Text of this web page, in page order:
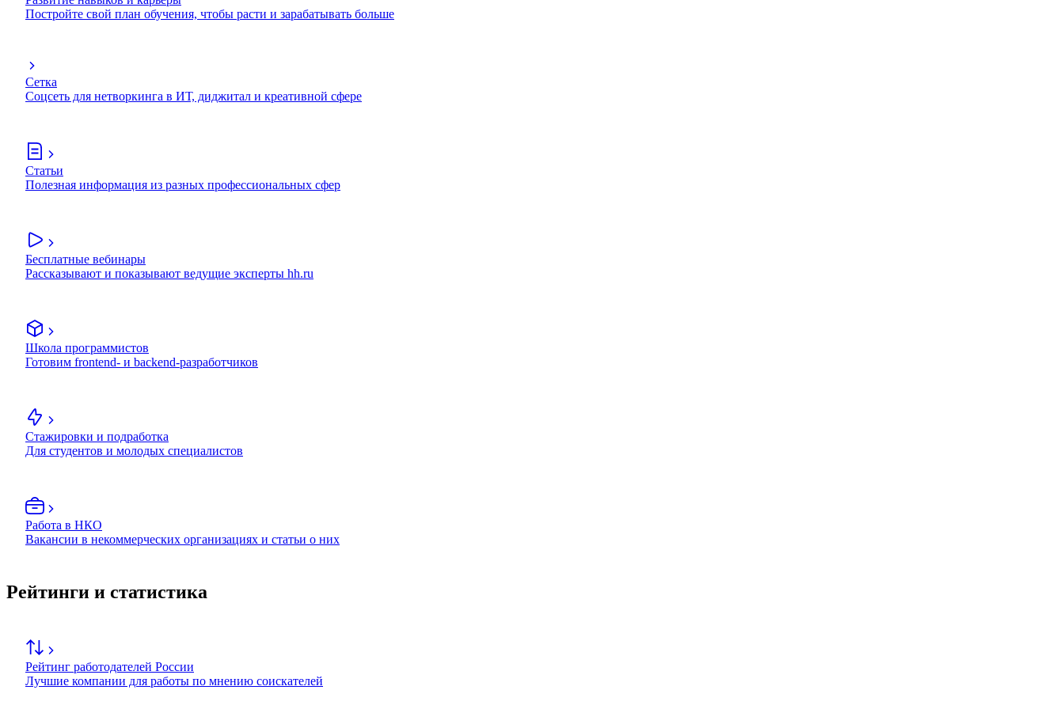
Постройте свой план обучения, чтобы расти и зарабатывать больше
Сетка
Соцсеть для нетворкинга в ИТ, диджитал и креативной сфере
Статьи
Полезная информация из разных профессиональных сфер
Бесплатные вебинары
Рассказывают и показывают ведущие эксперты hh.ru
Школа программистов
Готовим frontend- и backend-разработчиков
Стажировки и подработка
Для студентов и молодых специалистов
Работа в НКО
Вакансии в некоммерческих организациях и статьи о них
Рейтинги и статистика
Рейтинг работодателей России
Лучшие компании для работы по мнению соискателей